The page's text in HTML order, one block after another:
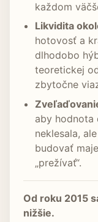
každom
Likvidita
hotovosť a
dlhodobo
teoretickej
zbytočne
aby hodnota
neklesala,
budovať
„prežívať“.
Od roku 2015
nižšie.